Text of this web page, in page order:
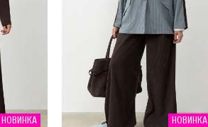
НОВИНКА НОВИНКА